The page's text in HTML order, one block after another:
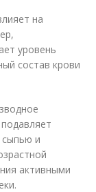
на
уровень
состав крови
сыпью и
активными